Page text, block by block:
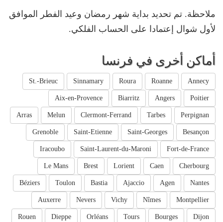
ملاحظة. تم تحديد بداية شهر رمضان وعيد الفطر الموافق
لأول شوال إعتمادا على الحساب الفلكي.
أماكن أخرى في فرنسا
Annecy
Roanne
Roura
Sinnamary
St.-Brieuc
Poitier
Angers
Biarritz
Aix-en-Provence
Perpignan
Tarbes
Clermont-Ferrand
Melun
Arras
Besançon
Saint-Georges
Saint-Etienne
Grenoble
Fort-de-France
Saint-Laurent-du-Maroni
Iracoubo
Cherbourg
Caen
Lorient
Brest
Le Mans
Nantes
Agen
Ajaccio
Bastia
Toulon
Béziers
Montpellier
Nîmes
Vichy
Nevers
Auxerre
Dijon
Bourges
Tours
Orléans
Dieppe
Rouen